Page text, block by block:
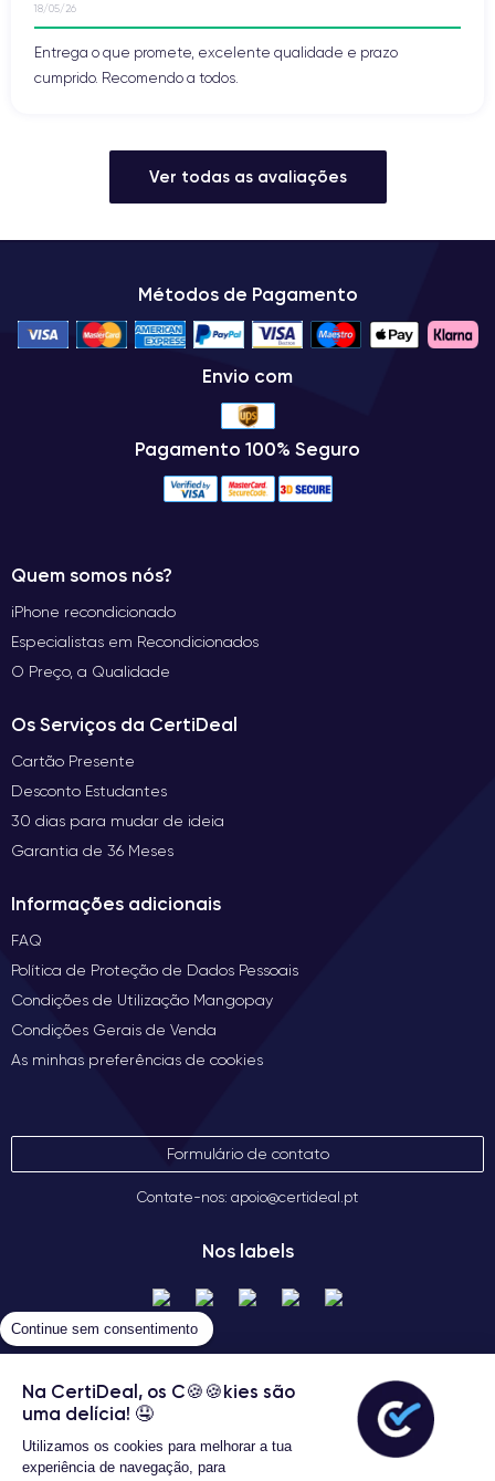
18/05/26
Entrega o que promete, excelente qualidade e prazo
cumprido. Recomendo a todos.
Ver todas as avaliações
Métodos de Pagamento
Envio com
Pagamento 100% Seguro
Quem somos nós?
iPhone recondicionado
Especialistas em Recondicionados
O Preço, a Qualidade
Os Serviços da CertiDeal
Cartão Presente
Desconto Estudantes
30 dias para mudar de ideia
Garantia de 36 Meses
Informações adicionais
FAQ
Política de Proteção de Dados Pessoais
Condições de Utilização Mangopay
Condições Gerais de Venda
As minhas preferências de cookies
Formulário de contato
Contate-nos: apoio@certideal.pt
Nos labels
Termos gerais de venda
Continue sem consentimento
Na CertiDeal, os C🍪🍪kies são
uma delícia! 🤤
Utilizamos os cookies para melhorar a tua
experiência de navegação, para